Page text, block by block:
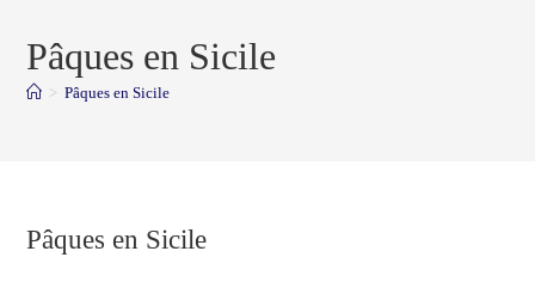
Pâques en Sicile
> Pâques en Sicile
Pâques en Sicile